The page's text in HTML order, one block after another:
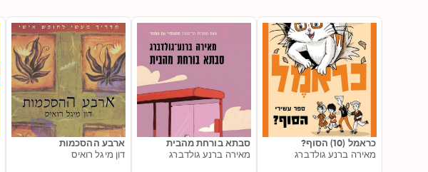
כראמל (10) הסוף?
מאירה ברנע גולדברג
סבתא בורחת מהבית
מאירה ברנע גולדברג
ארבע ההסכמות
דון מיגל רואיס